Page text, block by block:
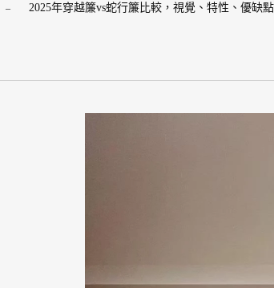
– 2025年穿越簾vs蛇行簾比較，視覺、特性、優缺